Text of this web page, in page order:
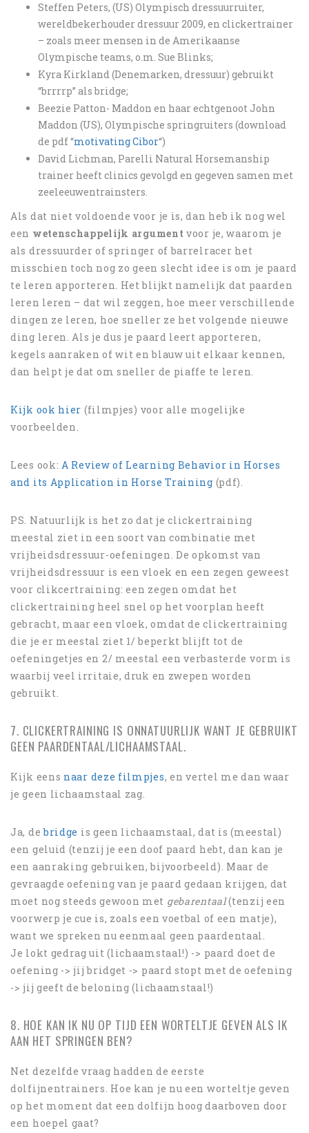
Steffen Peters, (US) Olympisch dressuurruiter,
wereldbekerhouder dressuur 2009, en clickertrainer
– zoals meer mensen in de Amerikaanse
Olympische teams, o.m. Sue Blinks;
Kyra Kirkland (Denemarken, dressuur) gebruikt
“brrrrp” als bridge;
Beezie Patton- Maddon en haar echtgenoot John
Maddon (US), Olympische springruiters (download
de pdf “motivating Cibor“)
David Lichman, Parelli Natural Horsemanship
trainer heeft clinics gevolgd en gegeven samen met
zeeleeuwentrainsters.
Als dat niet voldoende voor je is, dan heb ik nog wel
een wetenschappelijk argument voor je, waarom je
als dressuurder of springer of barrelracer het
misschien toch nog zo geen slecht idee is om je paard
te leren apporteren. Het blijkt namelijk dat paarden
leren leren – dat wil zeggen, hoe meer verschillende
dingen ze leren, hoe sneller ze het volgende nieuwe
ding leren. Als je dus je paard leert apporteren,
kegels aanraken of wit en blauw uit elkaar kennen,
dan helpt je dat om sneller de piaffe te leren.
Kijk ook hier (filmpjes) voor alle mogelijke
voorbeelden.
Lees ook: A Review of Learning Behavior in Horses
and its Application in Horse Training (pdf).
PS. Natuurlijk is het zo dat je clickertraining
meestal ziet in een soort van combinatie met
vrijheidsdressuur-oefeningen. De opkomst van
vrijheidsdressuur is een vloek en een zegen geweest
voor clikcertraining: een zegen omdat het
clickertraining heel snel op het voorplan heeft
gebracht, maar een vloek, omdat de clickertraining
die je er meestal ziet 1/ beperkt blijft tot de
oefeningetjes en 2/ meestal een verbasterde vorm is
waarbij veel irritaie, druk en zwepen worden
gebruikt.
7. CLICKERTRAINING IS ONNATUURLIJK WANT JE GEBRUIKT
GEEN PAARDENTAAL/LICHAAMSTAAL.
Kijk eens naar deze filmpjes, en vertel me dan waar
je geen lichaamstaal zag.
Ja, debridge is geen lichaamstaal, dat is (meestal)
een geluid (tenzij je een doof paard hebt, dan kan je
een aanraking gebruiken, bijvoorbeeld). Maar de
gevraagde oefening van je paard gedaan krijgen, dat
moet nog steeds gewoon met gebarentaal(tenzij een
voorwerp je cue is, zoals een voetbal of een matje),
want we spreken nu eenmaal geen paardentaal.
Je lokt gedrag uit (lichaamstaal!) -> paard doet de
oefening -> jij bridget -> paard stopt met de oefening
-> jij geeft de beloning (lichaamstaal!)
8. HOE KAN IK NU OP TIJD EEN WORTELTJE GEVEN ALS IK
AAN HET SPRINGEN BEN?
Net dezelfde vraag hadden de eerste
dolfijnentrainers. Hoe kan je nu een worteltje geven
op het moment dat een dolfijn hoog daarboven door
een hoepel gaat?